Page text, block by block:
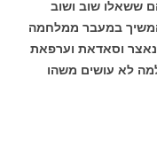
ששאלו שוב ושוב
במעבר ממלחמה
וסאדאת וערפאת
לא עושים משהו